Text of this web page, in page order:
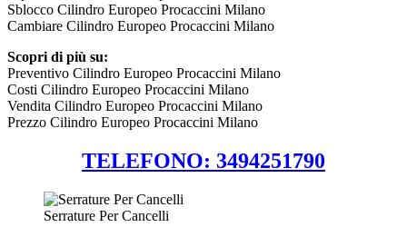
Sblocco Cilindro Europeo Procaccini Milano
Cambiare Cilindro Europeo Procaccini Milano
Scopri di più su:
Preventivo Cilindro Europeo Procaccini Milano
Costi Cilindro Europeo Procaccini Milano
Vendita Cilindro Europeo Procaccini Milano
Prezzo Cilindro Europeo Procaccini Milano
TELEFONO: 3494251790
Serrature Per Cancelli